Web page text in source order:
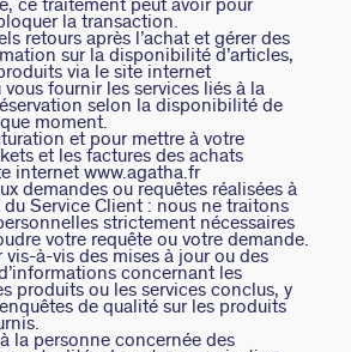
ce traitement peut avoir pour
la transaction.
retours après l’achat et gérer des
sur la disponibilité d’articles,
via le site internet
fournir les services liés à la
selon la disponibilité de
moment.
et pour mettre à votre
et les factures des achats
internet www.agatha.fr
demandes ou requêtes réalisées à
du Service Client : nous ne traitons
strictement nécessaires
votre requête ou votre demande.
à-vis des mises à jour ou des
concernant les
produits ou les services conclus, y
de qualité sur les produits
la personne concernée des